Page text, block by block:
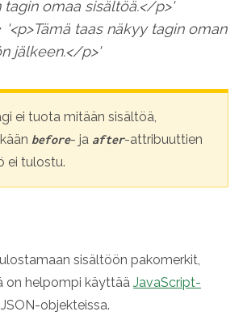
tagin omaa sisältöä.</p>'
'<p>Tämä taas näkyy tagin oman
jälkeen.</p>'
ei tuota mitään sisältöä,
before- ja after-attribuuttien
ei tulostu.
sisältöön pakomerkit,
on helpompi käyttää JavaScript-
objekteissa.